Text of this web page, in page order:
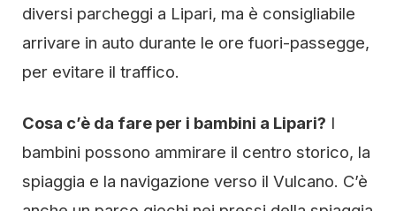
diversi parcheggi a Lipari, ma è consigliabile
arrivare in auto durante le ore fuori-passegge,
per evitare il traffico.
Cosa c’è da fare per i bambini a Lipari? I
bambini possono ammirare il centro storico, la
spiaggia e la navigazione verso il Vulcano. C’è